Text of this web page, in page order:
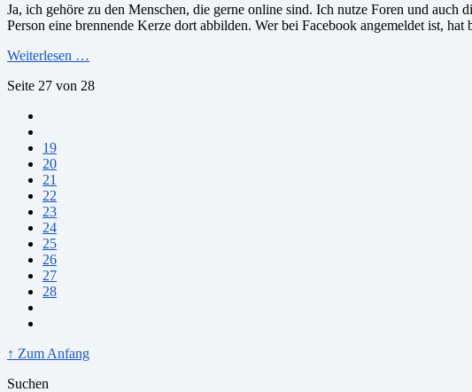
Ja, ich gehöre zu den Menschen, die gerne online sind. Ich nutze Foren und
Person eine brennende Kerze dort abbilden. Wer bei Facebook angemeldet ist,
Weiterlesen …
Seite 27 von 28
19
20
21
22
23
24
25
26
27
28
↑ Zum Anfang
Suchen